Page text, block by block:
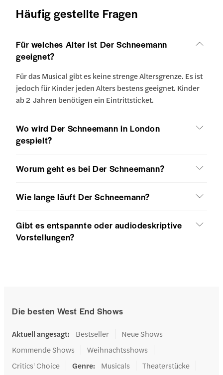
Häufig gestellte Fragen
Für welches Alter ist Der Schneemann
geeignet?
Für das Musical gibt es keine strenge Altersgrenze. Es ist
jedoch für Kinder jeden Alters bestens geeignet. Kinder
ab 2 Jahren benötigen ein Eintrittsticket.
Wo wird Der Schneemann in London
gespielt?
Worum geht es bei Der Schneemann?
Wie lange läuft Der Schneemann?
Gibt es entspannte oder audiodeskriptive
Vorstellungen?
Die besten West End Shows
Aktuell angesagt: Bestseller
Neue Shows
Kommende Shows
Weihnachtsshows
Critics' Choice
Genre: Musicals
Theaterstücke